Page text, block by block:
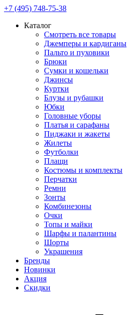
+7 (495) 748-75-38
Каталог
Смотреть все товары
Джемперы и кардиганы
Пальто и пуховики
Брюки
Сумки и кошельки
Джинсы
Куртки
Блузы и рубашки
Юбки
Головные уборы
Платья и сарафаны
Пиджаки и жакеты
Жилеты
Футболки
Плащи
Костюмы и комплекты
Перчатки
Ремни
Зонты
Комбинезоны
Очки
Топы и майки
Шарфы и палантины
Шорты
Украшения
Бренды
Новинки
Акция
Скидки